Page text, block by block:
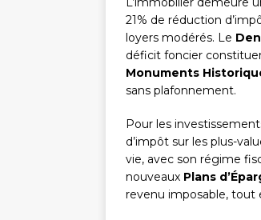
21% de réduction
loyers modérés. Le
déficit foncier
Monuments
sans plafonnement.
Pour les
d’impôt sur les plus-
vie, avec son régime
nouveaux Plans
revenu imposable, tout